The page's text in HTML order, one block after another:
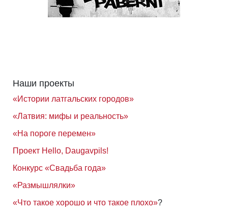
Наши проекты
«Истории латгальских городов»
«Латвия: мифы и реальность»
«На пороге перемен»
Проект Hello, Daugavpils!
Конкурс «Свадьба года»
«Размышлялки»
«Что такое хорошо и что такое плохо»?